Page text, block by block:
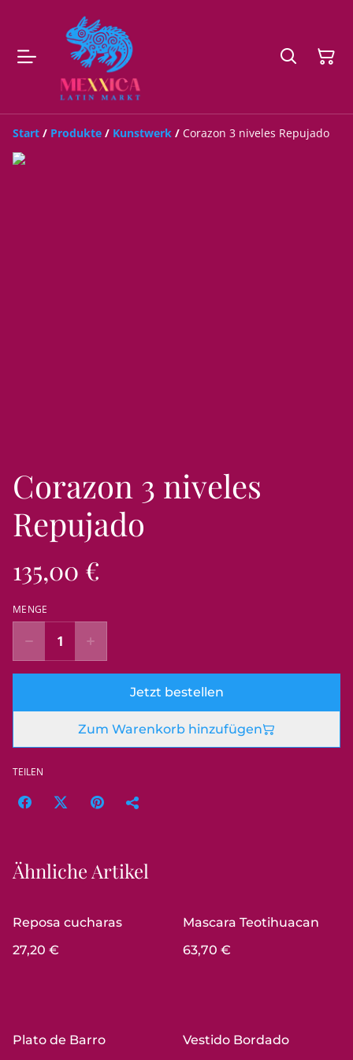
Start / Produkte / Kunstwerk / Corazon 3 niveles Repujado
Corazon 3 niveles
Repujado
135,00 €
MENGE
Jetzt bestellen
Zum Warenkorb hinzufügen
TEILEN
Ähnliche Artikel
Reposa cucharas
27,20 €
Mascara Teotihuacan
63,70 €
Plato de Barro
Vestido Bordado